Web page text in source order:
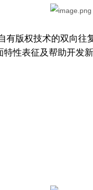
有版权技术的双向
性表征及帮助开发新